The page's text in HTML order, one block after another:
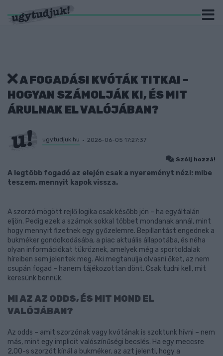
A FOGADÁSI KVÓTÁK TITKAI –
HOGYAN SZÁMOLJÁK KI, ÉS MIT
ÁRULNAK EL VALÓJÁBAN?
ugytudjuk.hu 2026-06-05 17:27:37
Szólj hozzá!
A legtöbb fogadó az elején csak a nyereményt nézi: mibe
teszem, mennyit kapok vissza.
A szorzó mögött rejlő logika csak később jön – ha egyáltalán
eljön. Pedig ezek a számok sokkal többet mondanak annál, mint
hogy mennyit fizetnek egy győzelemre. Bepillantást engednek a
bukméker gondolkodásába, a piac aktuális állapotába, és néha
olyan információkat tükröznek, amelyek még a sportoldalak
híreiben sem jelentek meg. Aki megtanulja olvasni őket, az nem
csupán fogad – hanem tájékozottan dönt. Csak tudni kell, mit
keresünk bennük.
MI AZ AZ ODDS, ÉS MIT MOND EL
VALÓJÁBAN?
Az odds – amit szorzónak vagy kvótának is szoktunk hívni – nem
más, mint egy implicit valószínűségi becslés. Ha egy meccsre
2,00-s szorzót kínál a bukméker, az azt jelenti, hogy a